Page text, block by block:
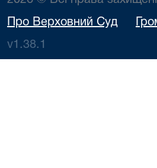
Про Верховний Суд
v1.38.1